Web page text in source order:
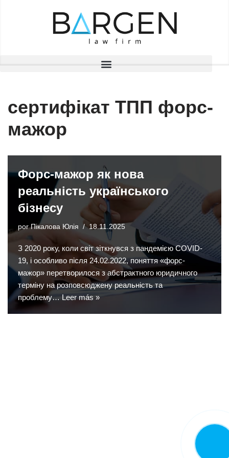
сертифікат ТПП форс-
мажор
Форс-мажор як нова
реальність українського
бізнесу
porПікалова Юлія 18.11.2025
З 2020 року, коли світ зіткнувся з пандемією COVID-
19, і особливо після 24.02.2022, поняття «форс-
мажор» перетворилося з абстрактного юридичного
терміну на розповсюджену реальність та
проблему… Leer más »